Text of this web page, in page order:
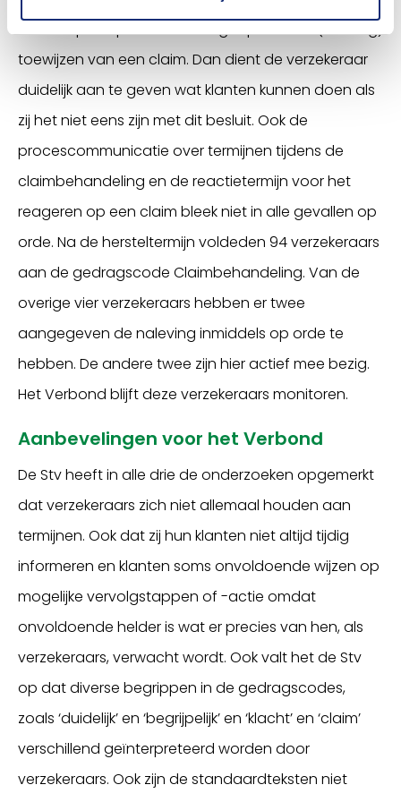
vooral op het proces dat volgt op het niet (volledig)
toewijzen van een claim. Dan dient de verzekeraar
duidelijk aan te geven wat klanten kunnen doen als
zij het niet eens zijn met dit besluit. Ook de
procescommunicatie over termijnen tijdens de
claimbehandeling en de reactietermijn voor het
reageren op een claim bleek niet in alle gevallen op
orde. Na de hersteltermijn voldeden 94 verzekeraars
aan de gedragscode Claimbehandeling. Van de
overige vier verzekeraars hebben er twee
aangegeven de naleving inmiddels op orde te
hebben. De andere twee zijn hier actief mee bezig.
Het Verbond blijft deze verzekeraars monitoren.
Aanbevelingen voor het Verbond
De Stv heeft in alle drie de onderzoeken opgemerkt
dat verzekeraars zich niet allemaal houden aan
termijnen. Ook dat zij hun klanten niet altijd tijdig
informeren en klanten soms onvoldoende wijzen op
mogelijke vervolgstappen of -actie omdat
onvoldoende helder is wat er precies van hen, als
verzekeraars, verwacht wordt. Ook valt het de Stv
op dat diverse begrippen in de gedragscodes,
zoals ‘duidelijk’ en ‘begrijpelijk’ en ‘klacht’ en ‘claim’
verschillend geïnterpreteerd worden door
verzekeraars. Ook zijn de standaardteksten niet